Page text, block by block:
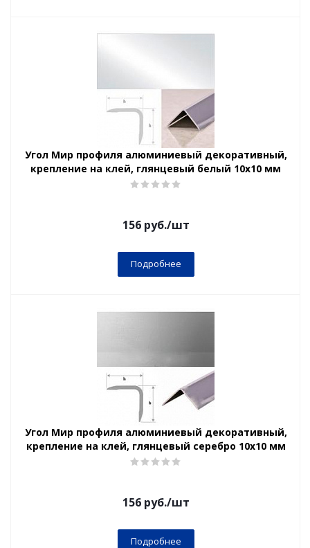
Угол Мир профиля алюминиевый декоративный,
крепление на клей, глянцевый белый 10х10 мм
156руб./шт
Подробнее
Угол Мир профиля алюминиевый декоративный,
крепление на клей, глянцевый серебро 10х10 мм
156руб./шт
Подробнее